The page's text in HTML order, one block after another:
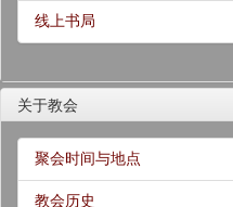
线上书局
关于教会
聚会时间与地点
教会历史